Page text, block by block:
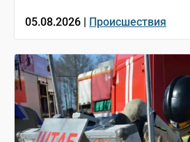
05.08.2026 | Происшествия